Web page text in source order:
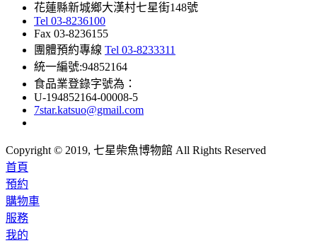
花蓮縣新城鄉大漢村七星街148號
Tel 03-8236100
Fax 03-8236155
團體預約專線 Tel 03-8233311
統一編號:94852164
食品業登錄字號為：
U-194852164-00008-5
7star.katsuo@gmail.com
Copyright © 2019, 七星柴魚博物館 All Rights Reserved
首頁
預約
購物車
服務
我的